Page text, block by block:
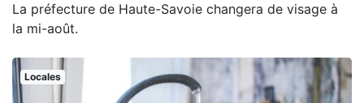
La préfecture de Haute-Savoie changera de visage à
la mi-août.
Locales